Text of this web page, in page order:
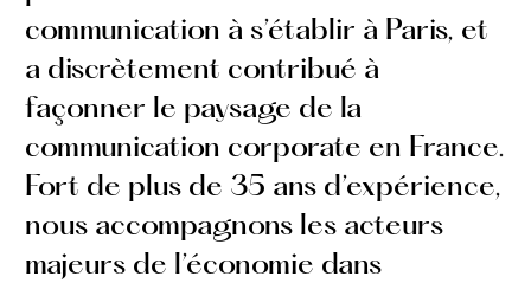
communication à s’établir à Paris, et
a discrètement contribué à
façonner le paysage de la
communication corporate en France.
Fort de plus de 35 ans d’expérience,
nous accompagnons les acteurs
majeurs de l’économie dans